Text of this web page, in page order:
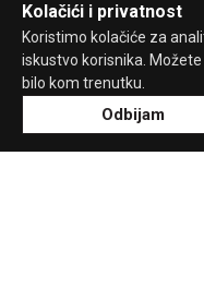
Kolačići i privatnost
Koristimo kolačiće za
iskustvo korisnika.
bilo kom trenutku.
Odbijam